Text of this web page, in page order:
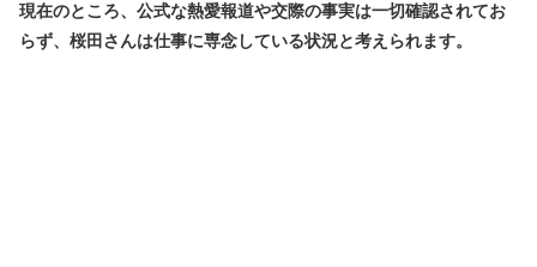
現在のところ、公式な熱愛報道や交際の事実は一切確認されてお
らず、桜田さんは仕事に専念している状況と考えられます。